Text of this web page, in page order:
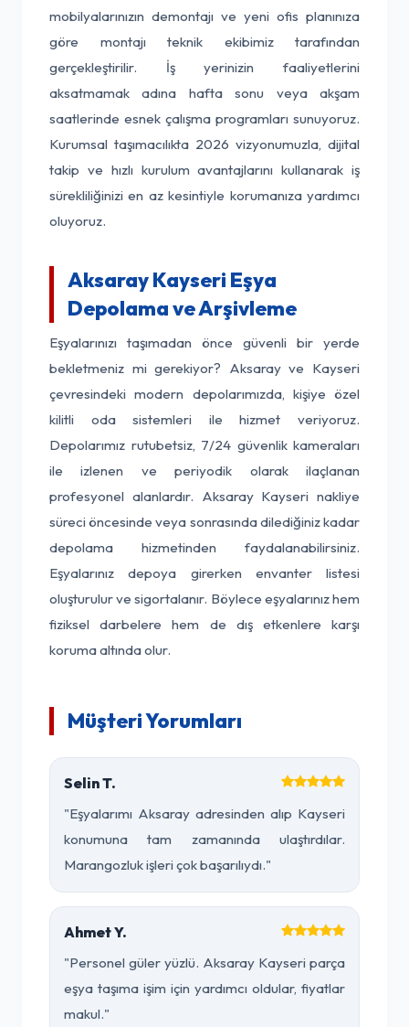
mobilyalarınızın demontajı ve yeni ofis planınıza
göre montajı teknik ekibimiz tarafından
gerçekleştirilir. İş yerinizin faaliyetlerini
aksatmamak adına hafta sonu veya akşam
saatlerinde esnek çalışma programları sunuyoruz.
Kurumsal taşımacılıkta 2026 vizyonumuzla, dijital
takip ve hızlı kurulum avantajlarını kullanarak iş
sürekliliğinizi en az kesintiyle korumanıza yardımcı
oluyoruz.
Aksaray Kayseri Eşya
Depolama ve Arşivleme
Eşyalarınızı taşımadan önce güvenli bir yerde
bekletmeniz mi gerekiyor? Aksaray ve Kayseri
çevresindeki modern depolarımızda, kişiye özel
kilitli oda sistemleri ile hizmet veriyoruz.
Depolarımız rutubetsiz, 7/24 güvenlik kameraları
ile izlenen ve periyodik olarak ilaçlanan
profesyonel alanlardır. Aksaray Kayseri nakliye
süreci öncesinde veya sonrasında dilediğiniz kadar
depolama hizmetinden faydalanabilirsiniz.
Eşyalarınız depoya girerken envanter listesi
oluşturulur ve sigortalanır. Böylece eşyalarınız hem
fiziksel darbelere hem de dış etkenlere karşı
koruma altında olur.
Müşteri Yorumları
Selin T.
"Eşyalarımı Aksaray adresinden alıp Kayseri
konumuna tam zamanında ulaştırdılar.
Marangozluk işleri çok başarılıydı."
Ahmet Y.
"Personel güler yüzlü. Aksaray Kayseri parça
eşya taşıma işim için yardımcı oldular, fiyatlar
makul."